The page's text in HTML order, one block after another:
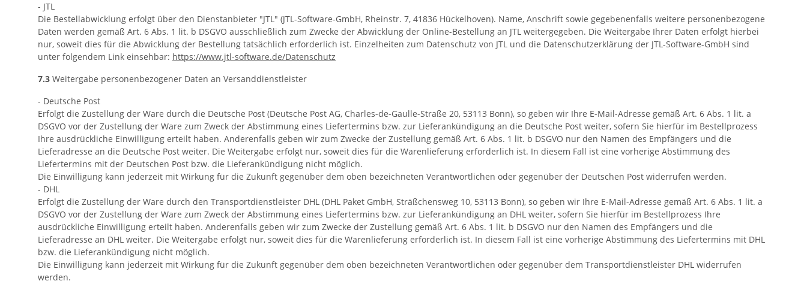
- JTL
Die Bestellabwicklung erfolgt über den Dienstanbieter "JTL" (JTL-Software-GmbH, Rheinstr. 7, 41836 Hückelhoven). Name, Anschrift sowie gegebenenfalls weitere personenbezogene
Daten werden gemäß Art. 6 Abs. 1 lit. b DSGVO ausschließlich zum Zwecke der Abwicklung der Online-Bestellung an JTL weitergegeben. Die Weitergabe Ihrer Daten erfolgt hierbei
nur, soweit dies für die Abwicklung der Bestellung tatsächlich erforderlich ist. Einzelheiten zum Datenschutz von JTL und die Datenschutzerklärung der JTL-Software-GmbH sind
unter folgendem Link einsehbar: https://www.jtl-software.de/Datenschutz
7.3 Weitergabe personenbezogener Daten an Versanddienstleister
- Deutsche Post
Erfolgt die Zustellung der Ware durch die Deutsche Post (Deutsche Post AG, Charles-de-Gaulle-Straße 20, 53113 Bonn), so geben wir Ihre E-Mail-Adresse gemäß Art. 6 Abs. 1 lit. a
DSGVO vor der Zustellung der Ware zum Zweck der Abstimmung eines Liefertermins bzw. zur Lieferankündigung an die Deutsche Post weiter, sofern Sie hierfür im Bestellprozess
Ihre ausdrückliche Einwilligung erteilt haben. Anderenfalls geben wir zum Zwecke der Zustellung gemäß Art. 6 Abs. 1 lit. b DSGVO nur den Namen des Empfängers und die
Lieferadresse an die Deutsche Post weiter. Die Weitergabe erfolgt nur, soweit dies für die Warenlieferung erforderlich ist. In diesem Fall ist eine vorherige Abstimmung des
Liefertermins mit der Deutschen Post bzw. die Lieferankündigung nicht möglich.
Die Einwilligung kann jederzeit mit Wirkung für die Zukunft gegenüber dem oben bezeichneten Verantwortlichen oder gegenüber der Deutschen Post widerrufen werden.
- DHL
Erfolgt die Zustellung der Ware durch den Transportdienstleister DHL (DHL Paket GmbH, Sträßchensweg 10, 53113 Bonn), so geben wir Ihre E-Mail-Adresse gemäß Art. 6 Abs. 1 lit. a
DSGVO vor der Zustellung der Ware zum Zweck der Abstimmung eines Liefertermins bzw. zur Lieferankündigung an DHL weiter, sofern Sie hierfür im Bestellprozess Ihre
ausdrückliche Einwilligung erteilt haben. Anderenfalls geben wir zum Zwecke der Zustellung gemäß Art. 6 Abs. 1 lit. b DSGVO nur den Namen des Empfängers und die
Lieferadresse an DHL weiter. Die Weitergabe erfolgt nur, soweit dies für die Warenlieferung erforderlich ist. In diesem Fall ist eine vorherige Abstimmung des Liefertermins mit DHL
bzw. die Lieferankündigung nicht möglich.
Die Einwilligung kann jederzeit mit Wirkung für die Zukunft gegenüber dem oben bezeichneten Verantwortlichen oder gegenüber dem Transportdienstleister DHL widerrufen
werden.